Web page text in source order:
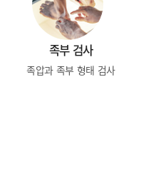
족부 검사
족압과 족부 형태 검사